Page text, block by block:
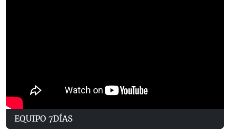
EQUIPO 7DÍAS